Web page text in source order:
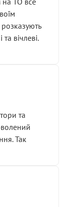
вічлеві.
та
Так